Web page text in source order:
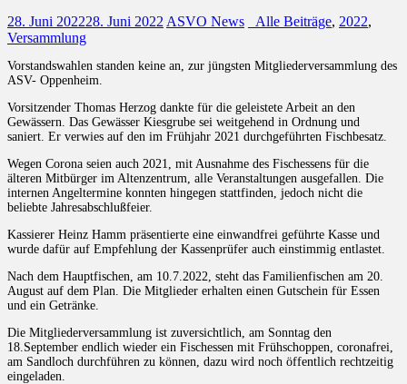
28. Juni 202228. Juni 2022 ASVO News _Alle Beiträge, 2022,
Versammlung
Vorstandswahlen standen keine an, zur jüngsten Mitgliederversammlung des
ASV- Oppenheim.
Vorsitzender Thomas Herzog dankte für die geleistete Arbeit an den
Gewässern. Das Gewässer Kiesgrube sei weitgehend in Ordnung und
saniert. Er verwies auf den im Frühjahr 2021 durchgeführten Fischbesatz.
Wegen Corona seien auch 2021, mit Ausnahme des Fischessens für die
älteren Mitbürger im Altenzentrum, alle Veranstaltungen ausgefallen. Die
internen Angeltermine konnten hingegen stattfinden, jedoch nicht die
beliebte Jahresabschlußfeier.
Kassierer Heinz Hamm präsentierte eine einwandfrei geführte Kasse und
wurde dafür auf Empfehlung der Kassenprüfer auch einstimmig entlastet.
Nach dem Hauptfischen, am 10.7.2022, steht das Familienfischen am 20.
August auf dem Plan. Die Mitglieder erhalten einen Gutschein für Essen
und ein Getränke.
Die Mitgliederversammlung ist zuversichtlich, am Sonntag den
18.September endlich wieder ein Fischessen mit Frühschoppen, coronafrei,
am Sandloch durchführen zu können, dazu wird noch öffentlich rechtzeitig
eingeladen.